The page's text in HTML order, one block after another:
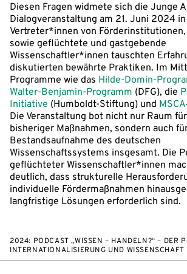
Diesen Fragen widmete sich die Junge
Dialogveranstaltung am 21. Juni 2024
Vertreter*innen von
sowie geflüchtete und gastgebende
Wissenschaftler*innen tauschten
diskutierten bewährte Praktiken. Im
Programme wie das Hilde-Domin-
Walter-Benjamin-Programm (DFG), die
Initiative (Humboldt-Stiftung) und
Die Veranstaltung bot nicht nur Raum
bisheriger Maßnahmen, sondern auch
Bestandsaufnahme des deutschen
Wissenschaftssystems insgesamt. Die
geflüchteter Wissenschaftler*innen
deutlich, dass strukturelle
individuelle Fördermaßnahmen
langfristige Lösungen erforderlich sind.
2024: PODCAST „WISSEN – HANDELN?“ – DER
INTERNATIONALISIERUNG UND WISSENSCHAFT